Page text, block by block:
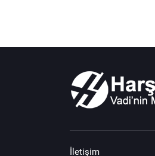
İletişim